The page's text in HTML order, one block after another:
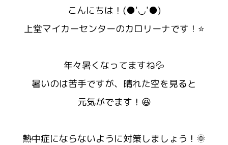
こんにちは！(●'◡'●)
上堂マイカーセンターのカロリーナです！⭐
年々暑くなってますね💦
暑いのは苦手ですが、晴れた空を見ると
元気がでます！😆
熱中症にならないように対策しましょう！🌞